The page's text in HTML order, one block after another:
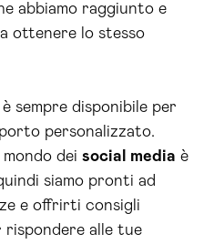
abbiamo raggiunto e
ottenere lo stesso
sempre disponibile per
personalizzato.
dei social media è
siamo pronti ad
e offrirti consigli
rispondere alle tue